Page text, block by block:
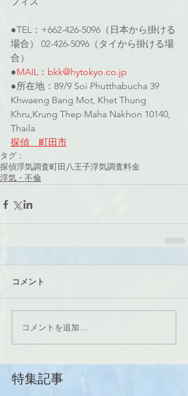
●TEL：+662-426-5096（日本から掛ける
場合） 02-426-5096（タイから掛ける場
合）
●MAIL：bkk@hytokyo.co.jp
●所在地：89/9 Soi Phutthabucha 39
Khwaeng Bang Mot, Khet Thung
Khru,Krung Thep Maha Nakhon 10140,
Thaila
探偵　町田市
タグ：
探偵浮気調査町田 八王子浮気調査料金
浮気・不倫
コメント
コメントを追加…
特集記事